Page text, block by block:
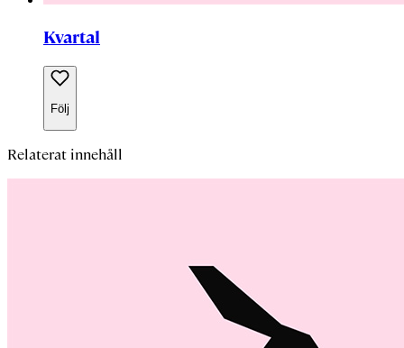
Kvartal
Följ
Relaterat innehåll